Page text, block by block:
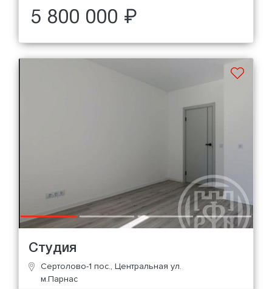
5 800 000 ₽
Студия
Сертолово-1 пос., Центральная ул.
м.Парнас